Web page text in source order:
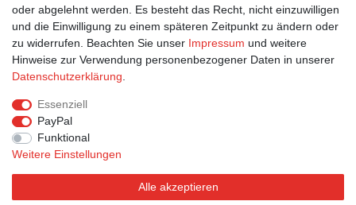
Bestellung widerrufen
oder abgelehnt werden. Es besteht das Recht, nicht einzuwilligen
und die Einwilligung zu einem späteren Zeitpunkt zu ändern oder
zu widerrufen. Beachten Sie unser Impressum und weitere
Hinweise zur Verwendung personenbezogener Daten in unserer
Daten­schutz­erklärung
Essenziell
PayPal
Funktional
Weitere Einstellungen
Alle akzeptieren